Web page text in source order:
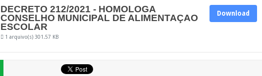
DECRETO 212/2021 - HOMOLOGA
CONSELHO MUNICIPAL DE ALIMENTAÇAO
ESCOLAR
1 arquivo(s) 301.57 KB
Download